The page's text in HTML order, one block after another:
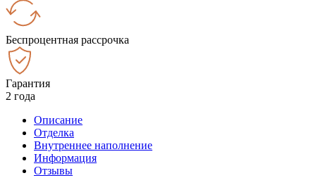
Беспроцентная рассрочка
Гарантия
2 года
Описание
Отделка
Внутреннее наполнение
Информация
Отзывы